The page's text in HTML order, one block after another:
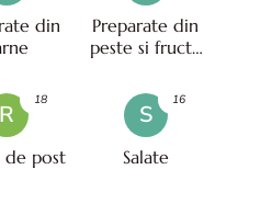
din
Preparate din
peste si fructe
R
de post
18
S
Salate
16